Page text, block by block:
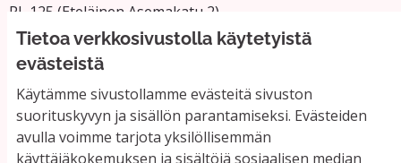
Tietoa verkkosivustolla käytetyistä
evästeistä
Käytämme sivustollamme evästeitä sivuston
suorituskyvyn ja sisällön parantamiseksi. Evästeiden
avulla voimme tarjota yksilöllisemmän
käyttäjäkokemuksen ja sisältöjä sosiaalisen median
PL 125 (Eteläinen Asemakatu 2)
11101 Riihimäki
Vaihde: 019 758 4000
Sähköpostiosoitteet:
etunimi.sukunimi@riihimaki.fi